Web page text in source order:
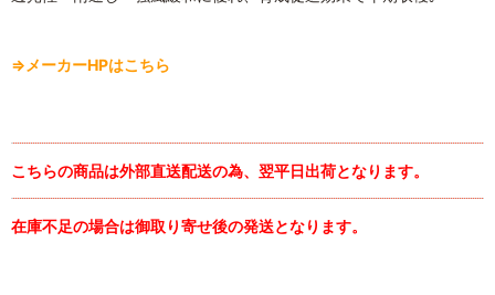
⇒メーカーHPはこちら
こちらの商品は外部直送配送の為、翌平日出荷となります。
在庫不足の場合は御取り寄せ後の発送となります。